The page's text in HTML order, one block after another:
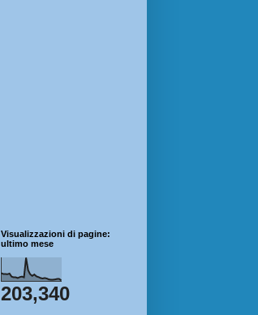
Visualizzazioni di pagine:
ultimo mese
203,340